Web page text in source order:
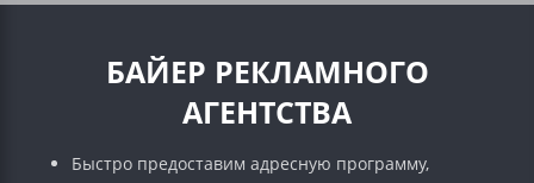
БАЙЕР РЕКЛАМНОГО
АГЕНТСТВА
Быстро предоставим адресную программу,